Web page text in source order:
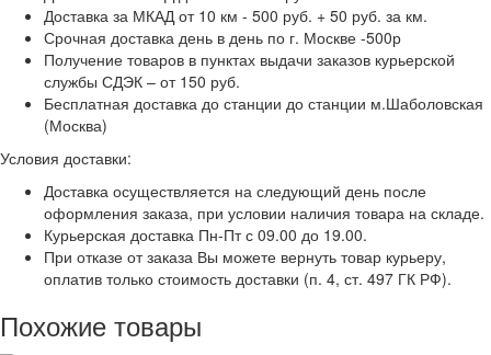
Доставка за МКАД от 10 км - 500 руб. + 50 руб. за км.
Срочная доставка день в день по г. Москве -500р
Получение товаров в пунктах выдачи заказов курьерской
службы СДЭК – от 150 руб.
Бесплатная доставка до станции до станции м.Шаболовская
(Москва)
Условия доставки:
Доставка осуществляется на следующий день после
оформления заказа, при условии наличия товара на складе.
Курьерская доставка Пн-Пт с 09.00 до 19.00.
При отказе от заказа Вы можете вернуть товар курьеру,
оплатив только стоимость доставки (п. 4, ст. 497 ГК РФ).
Похожие товары